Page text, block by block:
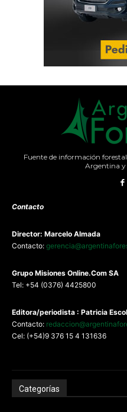
Fuente de información
Argentina
Contacto
Director: Marcelo Almada
Contacto:
Grupo Misiones Online.Com SA
Tel: +54 (0376) 4425800
Editora/periodista : Patricia
Contacto:
Cel: (+54)9 376 15 4 131636
Categorías